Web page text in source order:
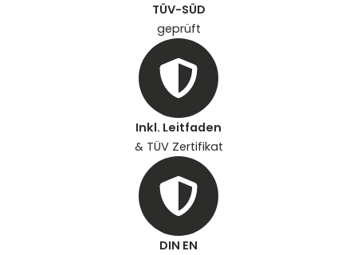
TÜV-SÜD
geprüft
Inkl. Leitfaden
& TÜV Zertifikat
DIN EN